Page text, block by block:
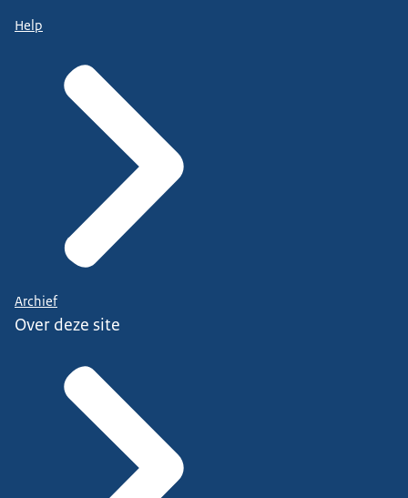
Help
Archief
Over deze site